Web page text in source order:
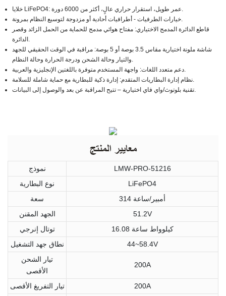
خلايا LiFePO4: عمر طويل، استقرار حراري عالٍ، أكثر من 6000 دورة.
خيارات الطرفيات - أطرافيات أحادية أو مزدوجة لتوسيع النظام بمرونة.
قاطع الدائرة المدمج الاختياري: مفتاح هوائي مدمج للحماية من الحمل الزائد وقصر
الدائرة.
شاشة ملونة اختيارية مقاس 3.5 بوصة أو 5 بوصة: مراقبة في الوقت الحقيقي للجهد
والتيار وحالة الشحن ودرجة الحرارة وحالة النظام.
دعم متعدد اللغات: واجهة المستخدم متوفرة باللغتين الإنجليزية والعربية.
نظام إدارة البطاريات المتقدم: إدارة ذكية للبطارية مع حماية شاملة للسلامة.
تقنية بلوتوث/واي فاي اختيارية – تتيح المراقبة عن بعد والوصول إلى البيانات.
معايير المنتج
نموذج
LMW-PRO-51216
نوع البطارية
LiFePO4
سعة
314 أمبير/ساعة
الجهد المقنن
51.2V
توتال إنرجي
16.08 كيلوواط ساعة
نطاق جهد التشغيل
44~58.4V
تيار الشحن
الأقصى
200A
تيار التفريغ الأقصى
200A